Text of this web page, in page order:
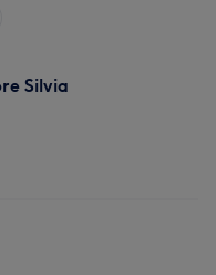
Silvia